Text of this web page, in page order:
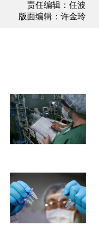
责任编辑：任波
版面编辑：许金玲